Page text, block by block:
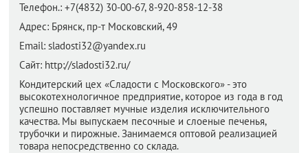
Телефон.: +7(4832) 30-00-67, 8-920-858-12-38
Адрес: Брянск, пр-т Московский, 49
Email: sladosti32@yandex.ru
Сайт: http://sladosti32.ru/
Кондитерский цех «Сладости с Московского» - это
высокотехнологичное предприятие, которое из года в год
успешно поставляет мучные изделия исключительного
качества. Мы выпускаем песочные и слоеные печенья,
трубочки и пирожные. Занимаемся оптовой реализацией
товара непосредственно со склада.